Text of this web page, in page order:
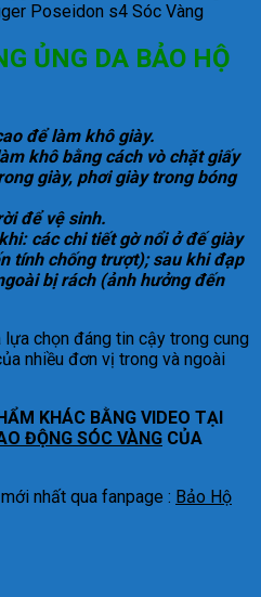
Poseidon s4 Sóc Vàng
ỦNG DA BẢO HỘ
để làm khô giày.
khô bằng cách vò chặt giấy
giày, phơi giày trong bóng
để vệ sinh.
các chi tiết gờ nổi ở đế giày
tính chống trượt); sau khi đạp
bị rách (ảnh hưởng đến
lựa chọn đáng tin cậy trong cung
nhiều đơn vị trong và ngoài
KHÁC BẰNG VIDEO TẠI
ĐỘNG SÓC VÀNG CỦA
nhất qua fanpage : Bảo Hộ